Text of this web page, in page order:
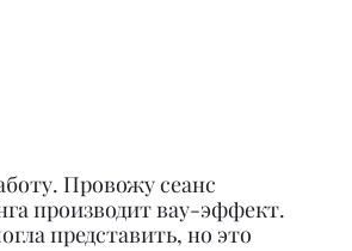
Провожу сеанс
производит вау-эффект.
представить, но это